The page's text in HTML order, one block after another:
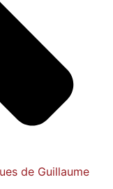
de Guillaume